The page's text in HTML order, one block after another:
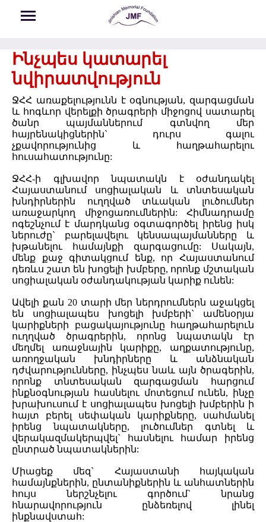
Ինչպես կատարել
նվիրատվություն
ՋՀՀ առաքելությունն է օգնության, զարգացման
և հոգևոր վերելքի ծրագրերի միջոցով սատարել
ծանր պայմաններում գտնվող մեր
հայրենակիցներին` դուրս գալու
չքավորությունից և հաղթահարելու
հուսահատությունը:
ՋՀՀ-ի գլխավոր նպատակն է օժանդակել
Հայաստանում սոցիալական և տնտեսական
խնդիրներին ուղղված տևական լուծումներ
առաջարկող միջոցառումներին: Հիմնադրամը
ոգեշնչում է մարդկանց օգտագործել իրենց իսկ
ներուժը` բարելավելու կենսապայմանները և
խթանելու համայնքի զարգացումը: Սակայն,
մենք քաջ գիտակցում ենք, որ Հայաստանում
դեռևս շատ են խոցելի խմբերը, որոնք մշտական
սոցիալական օժանդակության կարիք ունեն:
Ավելի քան 20 տարի մեր ներդրումներն աջակցել
են սոցիալապես խոցելի խմբերի` ամենօրյա
կարիքների բացակայությունը հաղթահարելուն
ուղղված ծրագրերին, որոնց նպատակն էր
մեղմել առաջնային կարիքը, աղքատությունը,
առողջական խնդիրները և անձնական
դժվարությունները, ինչպես նաև այն ծրագերին,
որոնք տնտեսական զարգացման հարցում
ինքնօգնության հասնելու մոտեցում ունեն, ինչը
խրախուսում է սոցիալապես խոցելի խմբերին ի
հայտ բերել սեփական կարիքները, սահմանել
իրենց նպատակները, լուծումներ գտնել և
վերակազմակերպվել` հասնելու համար իրենց
ընտրած նպատակներին:
Միացեք մեզ` Հայաստանի հայկական
համայնքներին, ընտանիքներին և անհատներին
հույս ներշնչելու գործում` նրանց
հնարավորություն ընձեռելով լինել
ինքնավստահ: